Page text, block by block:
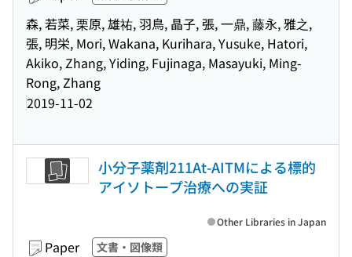
森, 若菜, 栗原, 雄祐, 羽鳥, 晶子, 張, 一鼎, 藤永, 雅之,
張, 明栄, Mori, Wakana, Kurihara, Yusuke, Hatori,
Akiko, Zhang, Yiding, Fujinaga, Masayuki, Ming-
Rong, Zhang
2019-11-02
小分子薬剤211At-AITMによる標的
アイソトープ治療への実証
Paper 文書・図像類
Other Libraries in Japan